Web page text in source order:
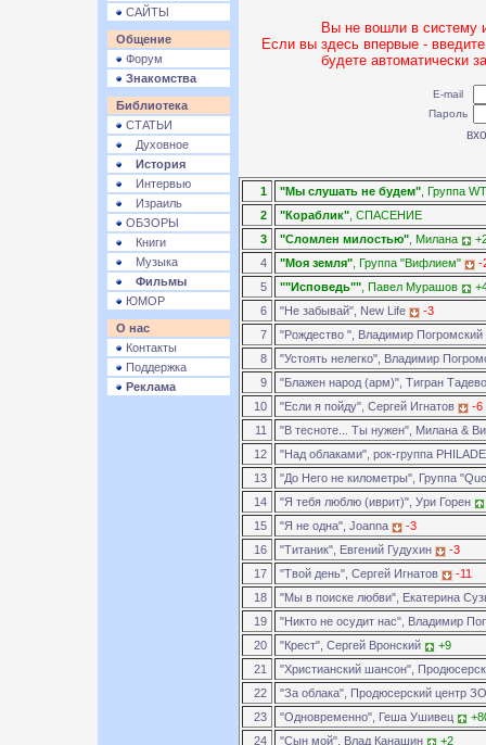
САЙТЫ
Общение
Форум
Знакомства
Библиотека
СТАТЬИ
Духовное
История
Интервью
Израиль
ОБЗОРЫ
Книги
Музыка
Фильмы
ЮМОР
О нас
Контакты
Поддержка
Реклама
Вы не вошли в систему
Если вы здесь впервые -
будете автоматически
E-mail
Пароль
1 "Мы слушать не будем", Группа
2
"Кораблик", СПАСЕНИЕ
3
"Сломлен милостью", Милана
4
"Моя земля", Группа "Вифлием"
-
5
""Исповедь"", Павел Мурашов
6
"Не забывай", New Life
-3
7
"Рождество ", Владимир Погромский
8
"Устоять нелегко", Владимир
9
"Блажен народ (арм)", Тигран
10
"Если я пойду", Сергей Игнатов
-6
11
"В тесноте... Ты нужен", Милана &
12
"Над облаками", рок-группа
13
"До Него не километры", Группа
14
"Я тебя люблю (иврит)", Ури Горен
15
"Я не одна", Joanna
-3
16
"Титаник", Евгений Гудухин
-3
17
"Твой день", Сергей Игнатов
-11
18
"Мы в поиске любви", Екатерина
19
"Никто не осудит нас", Владимир
20
"Крест", Сергей Вронский
+9
21
"Христианский шансон",
22
"За облака", Продюсерский центр
23
"Одновременно", Геша Ушивец
24
"Сын мой", Влад Канашин
+2